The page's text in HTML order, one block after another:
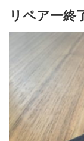
リペアー終